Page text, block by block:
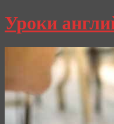
Уроки